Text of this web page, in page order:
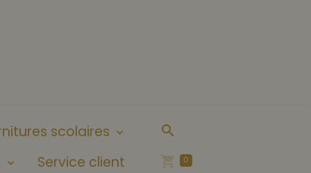
scolaires
Service client
0